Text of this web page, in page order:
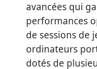
avancées qui
performances
de sessions de
ordinateurs
dotés de